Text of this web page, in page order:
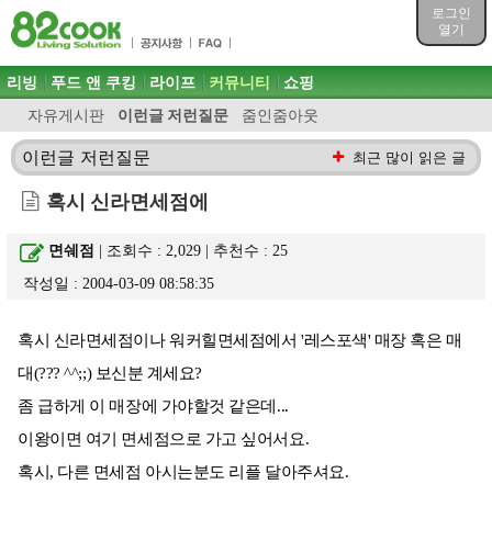
로그인
열기
목차
주메뉴 바로가기
컨텐츠 바로가기
검색 바로가기
로그인 바로가기
주메뉴
리빙 푸드 앤 쿠킹 라이프 커뮤니티
자유게시판 이런글 저런질문 줌인줌아웃
쇼핑
이런글 저런질문 최근 많이 읽은 글
혹시 신라면세점에
면쉐점 | 조회수 : 2,029 | 추천수 :25
작성일 : 2004-03-09 08:58:35
혹시 신라면세점이나 워커힐면세점에서 '레스포색' 매장 혹은 매
대(??? ^^;;) 보신분 계세요?
좀 급하게 이 매장에 가야할것 같은데...
이왕이면 여기 면세점으로 가고 싶어서요.
혹시, 다른 면세점 아시는분도 리플 달아주셔요.